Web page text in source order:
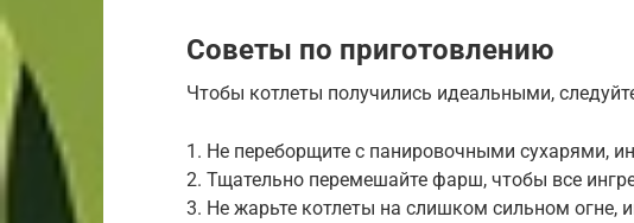
Советы по приготовлению
Чтобы котлеты получились идеальными,
1. Не переборщите с панировочными сухарями,
2. Тщательно перемешайте фарш, чтобы все
3. Не жарьте котлеты на слишком сильном огне,